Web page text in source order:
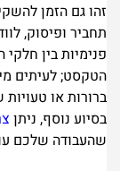
זהו גם הזמן
תחביר ופיסוק,
פנימיות בין
הטקסט; לעיתים
ברורות או
בסיוע נוסף, ניתן
שהעבודה שלכם